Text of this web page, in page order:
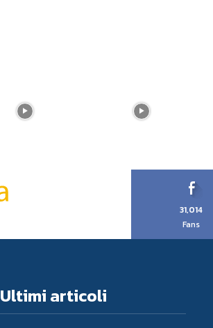
31,014
Fans
Ultimi articoli